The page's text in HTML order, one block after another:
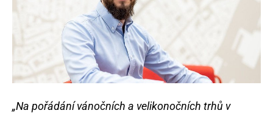
„Na pořádání vánočních a velikonočních trhů v